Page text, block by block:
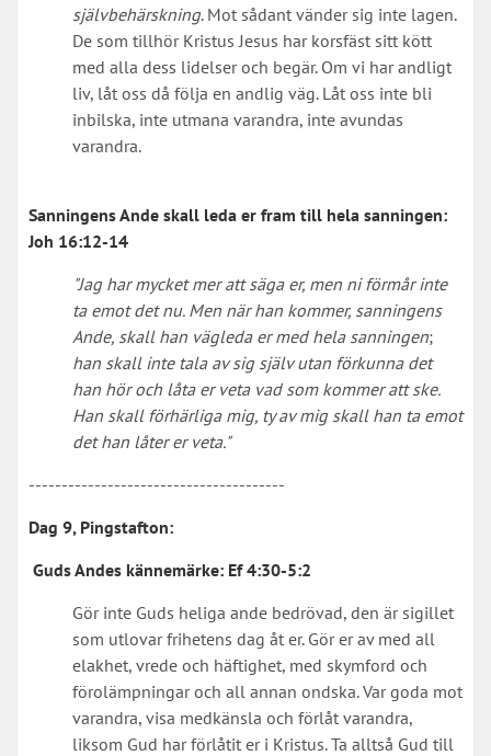
självbehärskning. Mot sådant vänder sig inte lagen.
De som tillhör Kristus Jesus har korsfäst sitt kött
med alla dess lidelser och begär. Om vi har andligt
liv, låt oss då följa en andlig väg. Låt oss inte bli
inbilska, inte utmana varandra, inte avundas
varandra.
Sanningens Ande skall leda er fram till hela sanningen:
Joh 16:12-14
"Jag har mycket mer att säga er, men ni förmår inte
ta emot det nu. Men när han kommer, sanningens
Ande, skall han vägleda er med hela sanningen;
han skall inte tala av sig själv utan förkunna det
han hör och låta er veta vad som kommer att ske.
Han skall förhärliga mig, ty av mig skall han ta emot
det han låter er veta."
---------------------------------------
Dag 9, Pingstafton:
Guds Andes kännemärke: Ef 4:30-5:2
Gör inte Guds heliga ande bedrövad, den är sigillet
som utlovar frihetens dag åt er. Gör er av med all
elakhet, vrede och häftighet, med skymford och
förolämpningar och all annan ondska. Var goda mot
varandra, visa medkänsla och förlåt varandra,
liksom Gud har förlåtit er i Kristus. Ta alltså Gud till